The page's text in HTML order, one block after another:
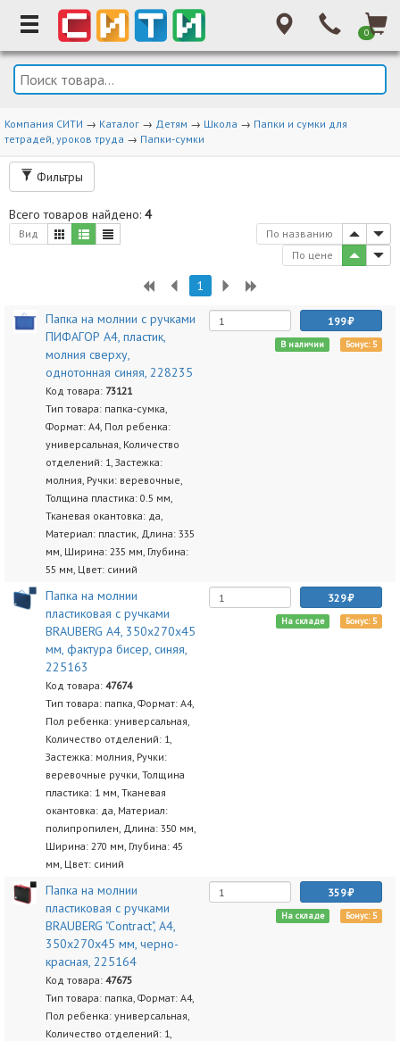
0
Компания СИТИ → Каталог → Детям → Школа → Папки и сумки для
тетрадей, уроков труда → Папки-сумки
Фильтры
Всего товаров найдено: 4
Вид
По названию
По цене
1
Папка на молнии с ручками
ПИФАГОР А4, пластик,
молния сверху,
однотонная синяя, 228235
Код товара: 73121
Тип товара: папка-сумка,
Формат: А4, Пол ребенка:
универсальная, Количество
отделений: 1, Застежка:
молния, Ручки: веревочные,
Толщина пластика: 0.5 мм,
Тканевая окантовка: да,
Материал: пластик, Длина: 335
мм, Ширина: 235 мм, Глубина:
55 мм, Цвет: синий
199
В наличии Бонус: 5
Папка на молнии
пластиковая с ручками
BRAUBERG А4, 350х270х45
мм, фактура бисер, синяя,
225163
Код товара: 47674
Тип товара: папка, Формат: А4,
Пол ребенка: универсальная,
Количество отделений: 1,
Застежка: молния, Ручки:
веревочные ручки, Толщина
пластика: 1 мм, Тканевая
окантовка: да, Материал:
полипропилен, Длина: 350 мм,
Ширина: 270 мм, Глубина: 45
мм, Цвет: синий
329
На складе Бонус: 5
Папка на молнии
пластиковая с ручками
BRAUBERG "Contract", А4,
350х270х45 мм, черно-
красная, 225164
Код товара: 47675
Тип товара: папка, Формат: А4,
Пол ребенка: универсальная,
Количество отделений: 1,
359
На складе Бонус: 5